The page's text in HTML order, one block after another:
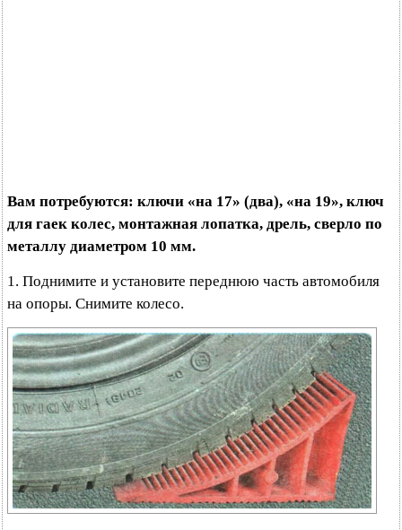
Вам потребуются: ключи «на 17» (два), «на 19», ключ
для гаек колес, монтажная лопатка, дрель, сверло по
металлу диаметром 10 мм.
1. Поднимите и установите переднюю часть автомобиля
на опоры. Снимите колесо.